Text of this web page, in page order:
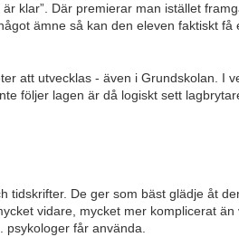
klar”. Där premierar man istället
ämne så kan den eleven faktiskt få
att utvecklas - även i Grundskolan. I
följer lagen är då logiskt sett
tidskrifter. De ger som bäst glädje åt
vidare, mycket mer komplicerat
får använda.